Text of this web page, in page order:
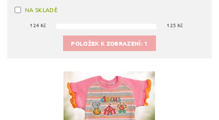
NA SKLADĚ
124 Kč 125 Kč
POLOŽEK K ZOBRAZENÍ: 1